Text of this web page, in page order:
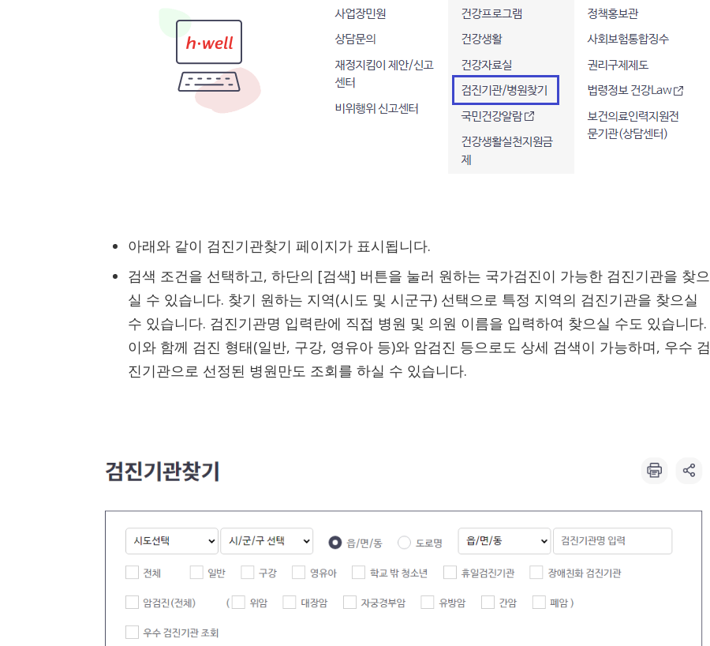
아래와 같이 검진기관찾기 페이지가 표시됩니다.
검색 조건을 선택하고, 하단의 [검색] 버튼을 눌러 원하는 국가검진이 가능한 검진기관을 찾으
실 수 있습니다. 찾기 원하는 지역(시도 및 시군구) 선택으로 특정 지역의 검진기관을 찾으실
수 있습니다. 검진기관명 입력란에 직접 병원 및 의원 이름을 입력하여 찾으실 수도 있습니다.
이와 함께 검진 형태(일반, 구강, 영유아 등)와 암검진 등으로도 상세 검색이 가능하며, 우수 검
진기관으로 선정된 병원만도 조회를 하실 수 있습니다.